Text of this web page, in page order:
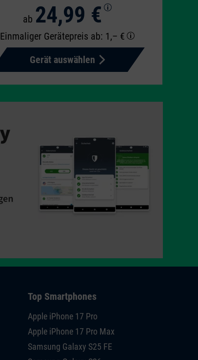
ab 24,99 €
Einmaliger Gerätepreis ab: 1,– €
Gerät auswählen
Top Smartphones
Apple iPhone 17 Pro
Apple iPhone 17 Pro Max
Samsung Galaxy S25 FE